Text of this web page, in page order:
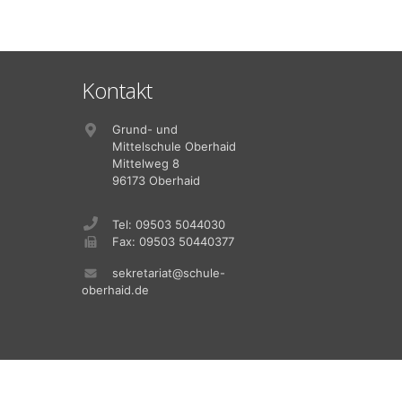
Kontakt
Grund- und
Mittelschule Oberhaid
Mittelweg 8
96173 Oberhaid
Tel: 09503 5044030
Fax: 09503 50440377
sekretariat@schule-
oberhaid.de